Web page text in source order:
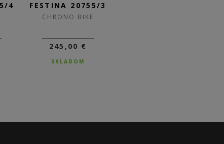
4 FESTINA 20755/3
CHRONO BIKE
245,00 €
SKLADOM